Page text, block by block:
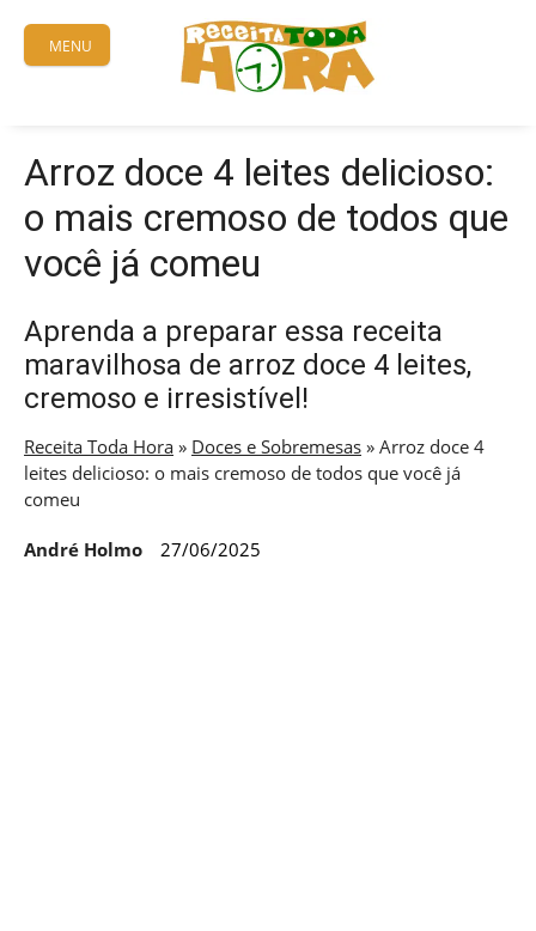
content
MENU
Arroz doce 4 leites delicioso:
o mais cremoso de todos que
você já comeu
Aprenda a preparar essa receita
maravilhosa de arroz doce 4 leites,
cremoso e irresistível!
Receita Toda Hora » Doces e Sobremesas » Arroz doce 4
leites delicioso: o mais cremoso de todos que você já
comeu
André Holmo 27/06/2025